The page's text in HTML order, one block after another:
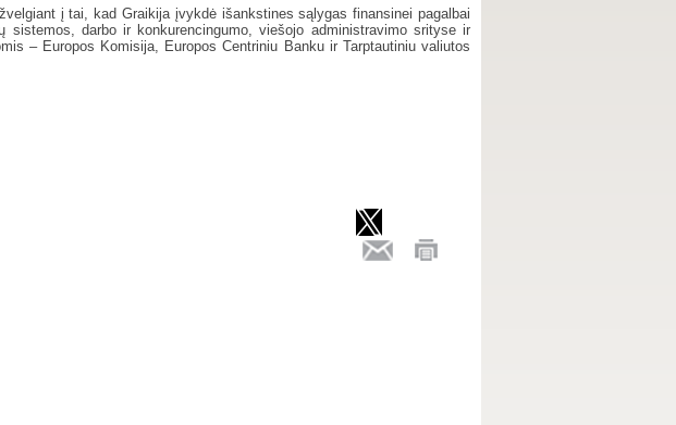
į tai, kad Graikija įvykdė išankstines sąlygas finansinei pagalbai
darbo ir konkurencingumo, viešojo administravimo srityse ir
– Europos Komisija, Europos Centriniu Banku ir Tarptautiniu valiutos